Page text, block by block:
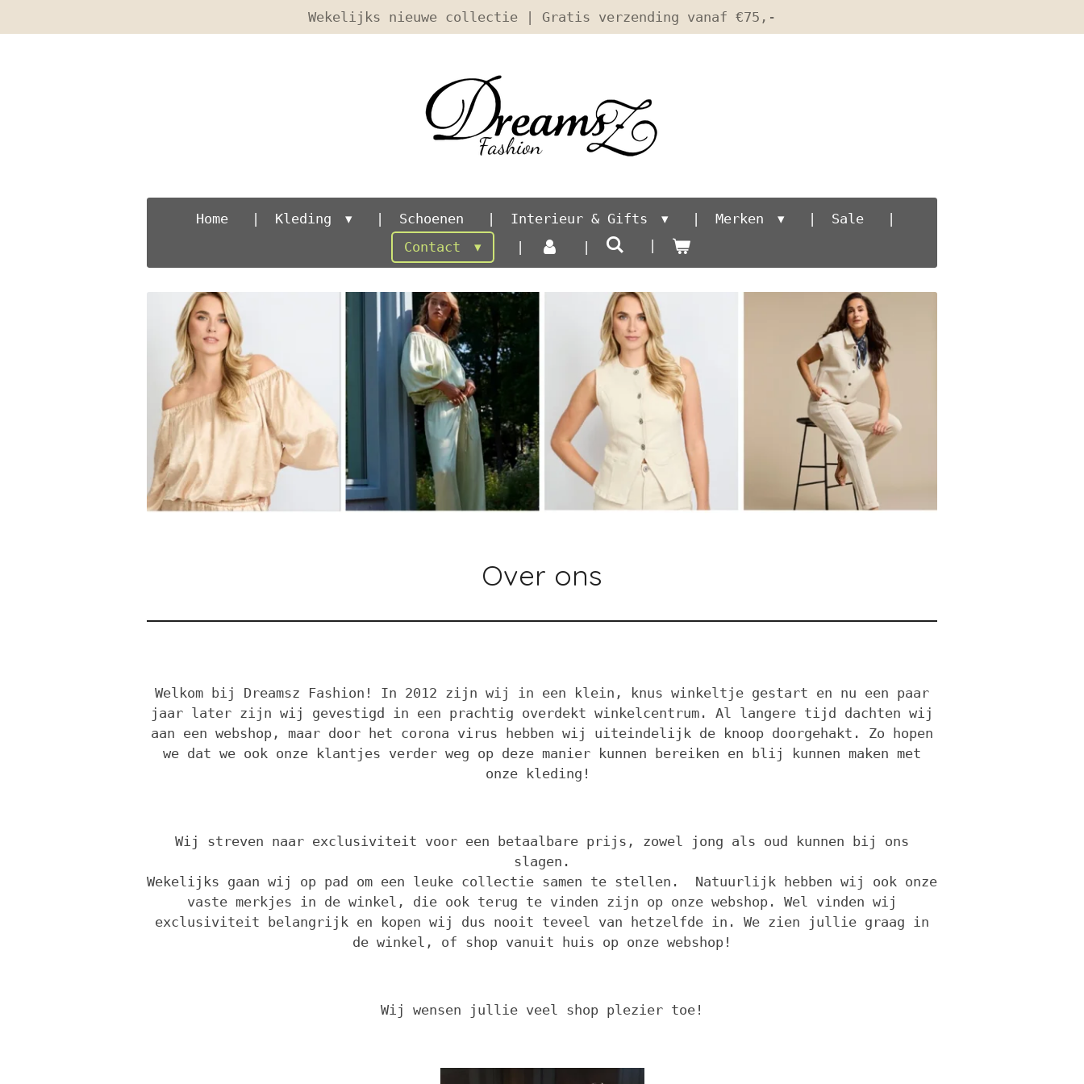
direct
Wekelijks nieuwe collectie | Gratis verzending vanaf €75,-
Home Kleding Schoenen Interieur & Gifts Merken
Sale
Contact
Over ons
Welkom bij Dreamsz Fashion! In 2012 zijn wij in een klein, knus winkeltje gestart en nu een paar
jaar later zijn wij gevestigd in een prachtig overdekt winkelcentrum. Al langere tijd dachten wij
aan een webshop, maar door het corona virus hebben wij uiteindelijk de knoop doorgehakt. Zo hopen
we dat we ook onze klantjes verder weg op deze manier kunnen bereiken en blij kunnen maken met
onze kleding!
Wij streven naar exclusiviteit voor een betaalbare prijs, zowel jong als oud kunnen bij ons
slagen.
Wekelijks gaan wij op pad om een leuke collectie samen te stellen. Natuurlijk hebben wij ook onze
vaste merkjes in de winkel, die ook terug te vinden zijn op onze webshop. Wel vinden wij
exclusiviteit belangrijk en kopen wij dus nooit teveel van hetzelfde in. We zien jullie graag in
de winkel, of shop vanuit huis op onze webshop!
Wij wensen jullie veel shop plezier toe!